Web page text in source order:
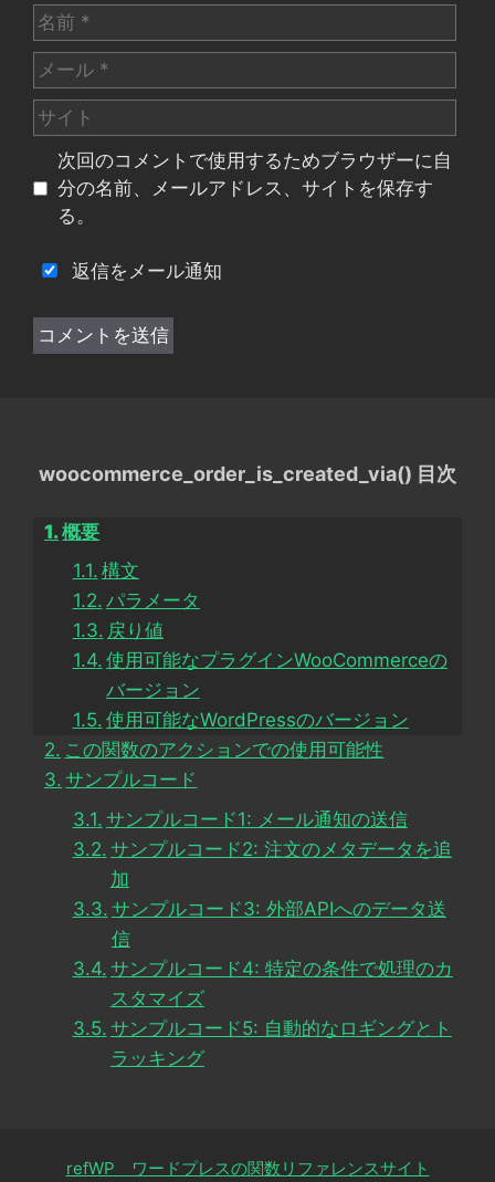
名
前
メ
ー
ル
サ
イ
次回のコメントで使用するためブラウザーに自
分の名前、メールアドレス、サイトを保存す
る。
返信をメール通知
woocommerce_order_is_created_via() 目次
概要
構文
パラメータ
戻り値
使用可能なプラグインWooCommerceの
バージョン
使用可能なWordPressのバージョン
この関数のアクションでの使用可能性
サンプルコード
サンプルコード1: メール通知の送信
サンプルコード2: 注文のメタデータを追
加
サンプルコード3: 外部APIへのデータ送
信
サンプルコード4: 特定の条件で処理のカ
スタマイズ
サンプルコード5: 自動的なロギングとト
ラッキング
refWP ワードプレスの関数リファレンスサイト